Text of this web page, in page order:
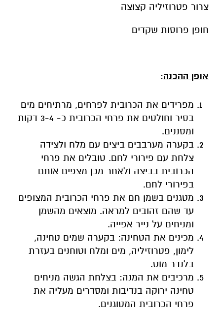
צרור פטרוזיליה קצוצה
חופן פרוסות שקדים
אופן ההכנה:
מפרידים את הכרובית לפרחים, מרתיחים מים
בסיר וחולטים את פרחי הכרובית כ- 3-4 דקות
ומסננים.
בקערה מערבבים ביצים עם מלח ולצידה
צלחת עם פירורי לחם. טובלים את פרחי
הכרובית בביצה ולאחר מכן מצפים אותם
בפירורי לחם.
מטגנים בשמן חם את פרחי הכרובית המצופים
עד שהם זהובים למראה. מוצאים מהשמן
ומניחים על נייר אפייה.
מכינים את הטחינה: בקערה שמים טחינה,
לימון, פטרוזיליה, מים ומלח וטוחנים בעזרת
בלנדר מוט.
מרכיבים את המנה: בצלחת הגשה מניחים
טחינה ירוקה בנדיבות ומסדרים מעליה את
פרחי הכרובית המטוגנים.